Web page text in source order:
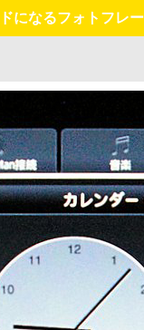
になるフォトフレ